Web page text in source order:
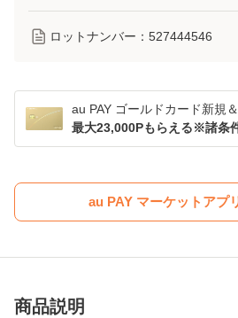
ロットナンバー： 527444546
au PAY ゴールドカード新規
最大23,000Pもらえる※諸条
au PAY マーケットアプ
商品説明